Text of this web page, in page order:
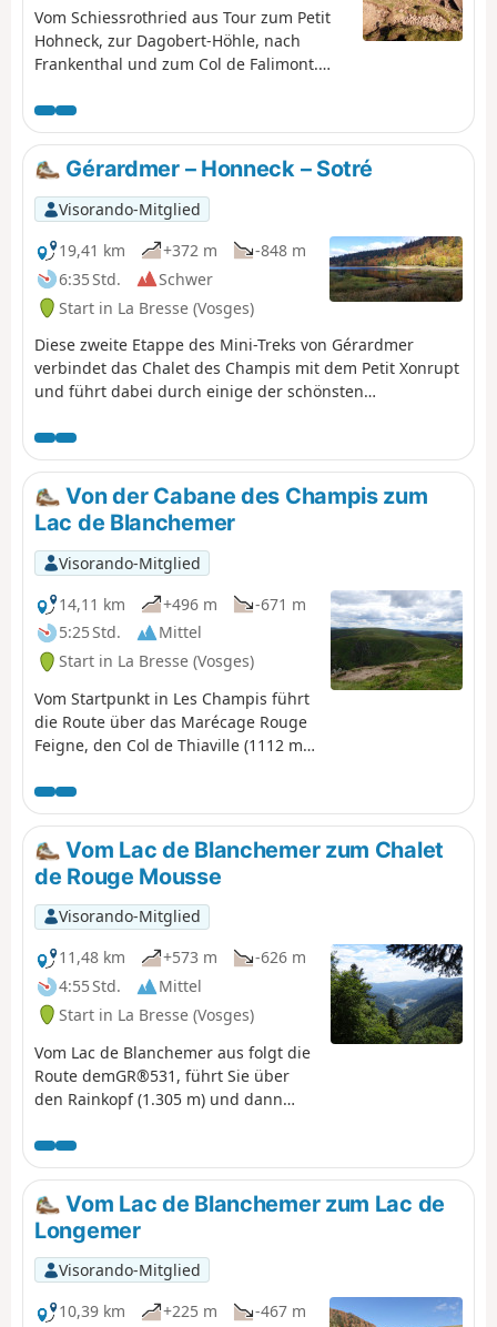
Vom Schiessrothried aus Tour zum Petit
Hohneck, zur Dagobert-Höhle, nach
Frankenthal und zum Col de Falimont.
befahrbar. Die Strecke zwischen (3), (4), (5)
und (6) ist vom 1. November bis zum 30.
April 2022 gesperrt (Präfekturbeschluss
vom 18. Mai 2022).
Gérardmer – Honneck – Sotré
Visorando-Mitglied
19,41 km
+372 m
-848 m
6:35 Std.
Schwer
Start in La Bresse (Vosges)
Diese zweite Etappe des Mini-Treks von Gérardmer
verbindet das Chalet des Champis mit dem Petit Xonrupt
und führt dabei durch einige der schönsten
Vologne-Tal führt die Route wieder hinauf auf die
Anhöhen von La Bresse-Hohneck, bevor sie den Lac de la
Lande, den Bergbauerngasthof „Auberge du
Schmargult“ und die berühmte „Route des Crêtes“
erreicht. Die Wanderung setzt sich mit einem langen
Abstieg fort, der an der Berghütte „Refuge du Sotré“,
dem Lac de Retournemer und den Ufern des Lac de
Longemer vorbeiführt, bevor sie das Zentrum von
Xonrupt-Longemer erreicht. Eine abwechslungsreiche
Etappe, die Wälder, hochgelegene Strohfelder,
Gletscherseen und bemerkenswerte Panoramen
miteinander verbindet.
Von der Cabane des Champis zum
Lac de Blanchemer
Visorando-Mitglied
14,11 km
+496 m
-671 m
5:25 Std.
Mittel
Start in La Bresse (Vosges)
Vom Startpunkt in Les Champis führt
die Route über das Marécage Rouge
Feigne, den Col de Thiaville (1112 m),
du Wormspel (1277 m) hinunter zum
Lac de Blanchemer.
Vom Lac de Blanchemer zum Chalet
de Rouge Mousse
Visorando-Mitglied
11,48 km
+573 m
-626 m
4:55 Std.
Mittel
Start in La Bresse (Vosges)
Vom Lac de Blanchemer aus folgt die
Route demGR®531, führt Sie über
den Rainkopf (1.305 m) und dann
zum Col de Bramont und zum Étang
de Sèchemer, um schließlich zum
Chalet de Rouge Mousse zu
gelangen.
Vom Lac de Blanchemer zum Lac de
Longemer
Visorando-Mitglied
10,39 km
+225 m
-467 m